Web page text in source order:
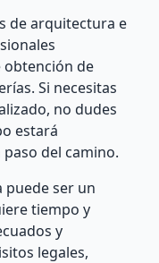
de arquitectura e
obtención de
Si necesitas
no dudes
estará
del camino.
puede ser un
tiempo y
y
legales,